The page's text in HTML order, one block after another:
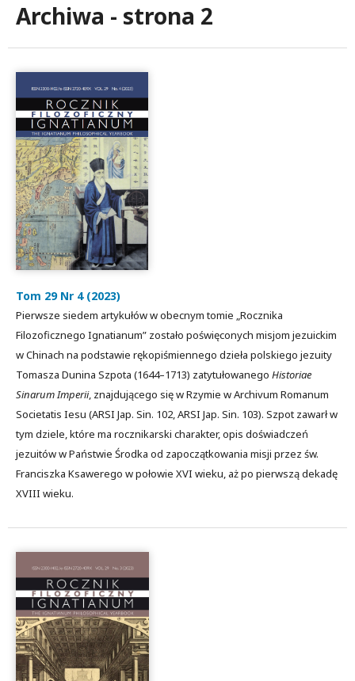
Archiwa - strona 2
Tom 29 Nr 4 (2023)
Pierwsze siedem artykułów w obecnym tomie „Rocznika
Filozoficznego Ignatianum” zostało poświęconych misjom jezuickim
w Chinach na podstawie rękopiśmiennego dzieła polskiego jezuity
Tomasza Dunina Szpota (1644–1713) zatytułowanego Historiae
Sinarum Imperii, znajdującego się w Rzymie w Archivum Romanum
Societatis Iesu (ARSI Jap. Sin. 102, ARSI Jap. Sin. 103). Szpot zawarł w
tym dziele, które ma rocznikarski charakter, opis doświadczeń
jezuitów w Państwie Środka od zapoczątkowania misji przez św.
Franciszka Ksawerego w połowie XVI wieku, aż po pierwszą dekadę
XVIII wieku.